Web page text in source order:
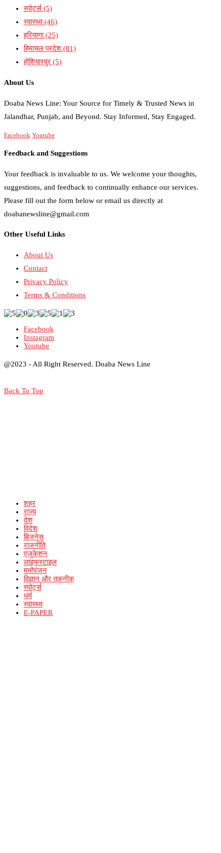
स्पोर्ट्स(5)
स्वास्थ्य(46)
हरियाणा(25)
हिमाचल प्रदेश (81)
होशियारपुर (5)
About Us
Doaba News Line: Your Source for Timely & Trusted News in
Jalandhar, Punjab, and Beyond. Stay Informed, Stay Engaged.
Facebook Youtube
Feedback and Suggestions
Your feedback is invaluable to us. We welcome your thoughts,
suggestions, and feedback to continually enhance our services.
Please fill out the form below or email us directly at
doabanewsline@gmail.com
Other Useful Links
About Us
Contact
Privacy Policy
Terms & Conditions
Facebook
Instagram
Youtube
@2023 - All Right Reserved. Doaba News Line
Back To Top
शहर
राज्य
देश
विदेश
बिजनेस
राजनीति
एजुकेशन
लाइफस्टाइल
मनोरंजन
विज्ञान और तकनीक
स्पोर्ट्स
धर्म
स्वास्थ्य
E-PAPER